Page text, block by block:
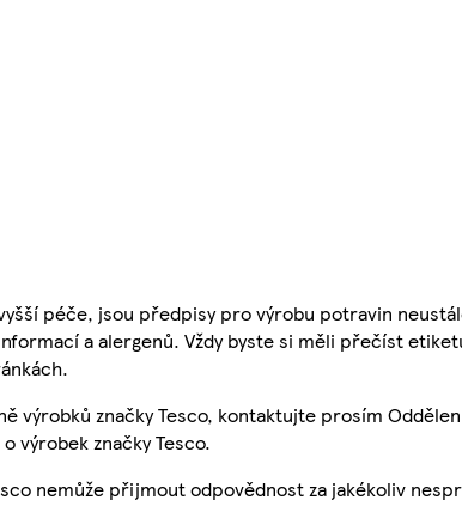
péče, jsou předpisy pro výrobu potravin
a alergenů. Vždy byste si měli přečíst
výrobků značky Tesco, kontaktujte prosím
výrobek značky Tesco.
nemůže přijmout odpovědnost za jakékoliv